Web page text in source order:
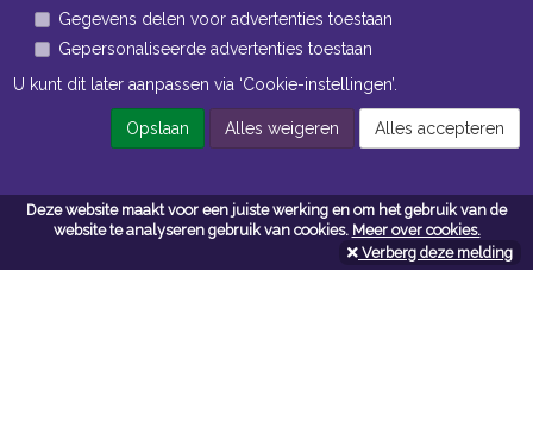
Deze website maakt voor een juiste werking en om het gebruik van de
website te analyseren gebruik van cookies. Meer over cookies.
Verberg deze melding
Contacteer ons
Gegevens delen voor advertenties toestaan
Gepersonaliseerde advertenties toestaan
U kunt dit later aanpassen via ‘Cookie-instellingen’.
Opslaan Alles weigeren Alles accepteren